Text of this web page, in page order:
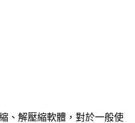
、解壓縮軟體，對於一般使